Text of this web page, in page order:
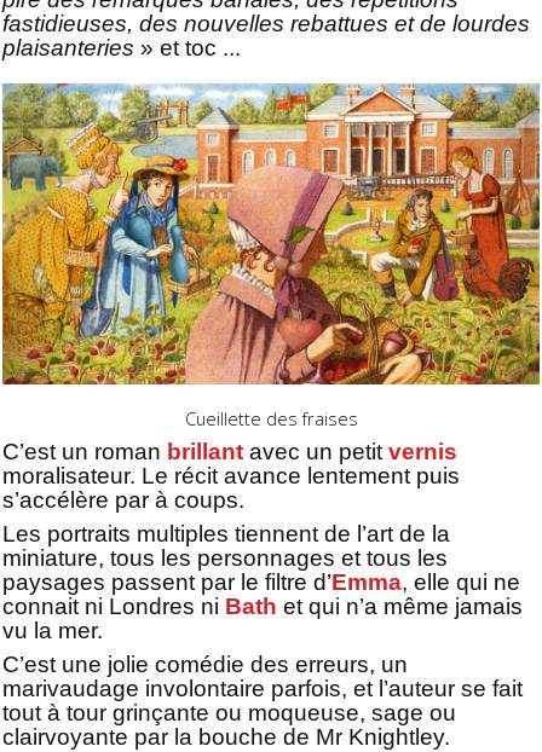
fastidieuses, des nouvelles rebattues et de lourdes
plaisanteries » et toc ...
Cueillette des fraises
C’est un roman brillant avec un petit vernis
moralisateur. Le récit avance lentement puis
s’accélère par à coups.
Les portraits multiples tiennent de l’art de la
miniature, tous les personnages et tous les
paysages passent par le filtre d’Emma, elle qui ne
connait ni Londres ni Bath et qui n’a même jamais
vu la mer.
C’est une jolie comédie des erreurs, un
marivaudage involontaire parfois, et l’auteur se fait
tout à tour grinçante ou moqueuse, sage ou
clairvoyante par la bouche de Mr Knightley.